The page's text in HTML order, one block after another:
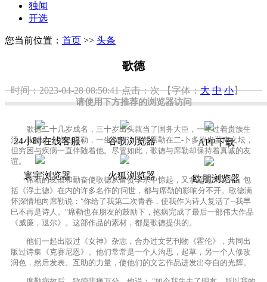
请使用下方推荐的浏览器访问
24小时在线客服 谷歌浏览器 APP下载
寰宇浏览器 火狐浏览器 欧朋浏览器
独闻
开选
您当前位置： 首页 >> 头条
歌德
时间：2023-04-28 08:50:41点击：次 【字体：大 中 小】
歌德二十几岁成名，三十岁出头就当了国务大臣，一生过着贵族生
活。比他小十岁的席勒，一生坎坷。虽然席勒在二-卜多岁也蜚声文坛，
但穷困与疾病一直伴随着他。尽管如此，歌德与席勒却保持着真诚的友
谊。
席勒的友谊和勤奋使歌德从富贵享乐中惊起，又拿起笔来写作，包
括《浮土德》在内的许多名作的'问世，都与席勒的影响分不开。歌德满
怀深情地向席勒说："你给了我第二次青春，使我作为诗人复活了--我早
巳不再是诗人。"席勒也在朋友的鼓励下，抱病完成了最后一部伟大作品
《威廉，退尔》。这部作品的素材，都是歌德提供的。
他们一起出版过《女神》杂志，合办过文艺刊物《霍伦》，共同出
版过诗集《克赛尼恩》。他们常常是一个人沟思，起草，另一个人修改
润色，然后发表。互助的力量，使他们的文艺作品进发出夺自的光辉。